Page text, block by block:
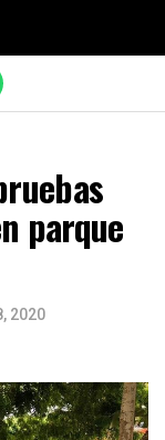
parque
2020